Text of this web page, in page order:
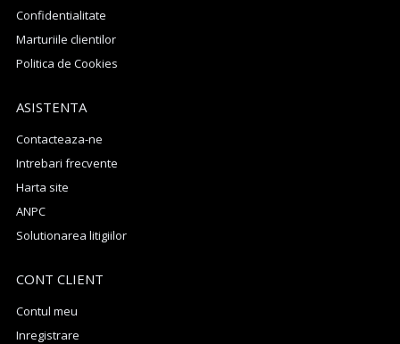
Confidentialitate
Marturiile clientilor
Politica de Cookies
ASISTENTA
Contacteaza-ne
Intrebari frecvente
Harta site
ANPC
Solutionarea litigiilor
CONT CLIENT
Contul meu
Inregistrare